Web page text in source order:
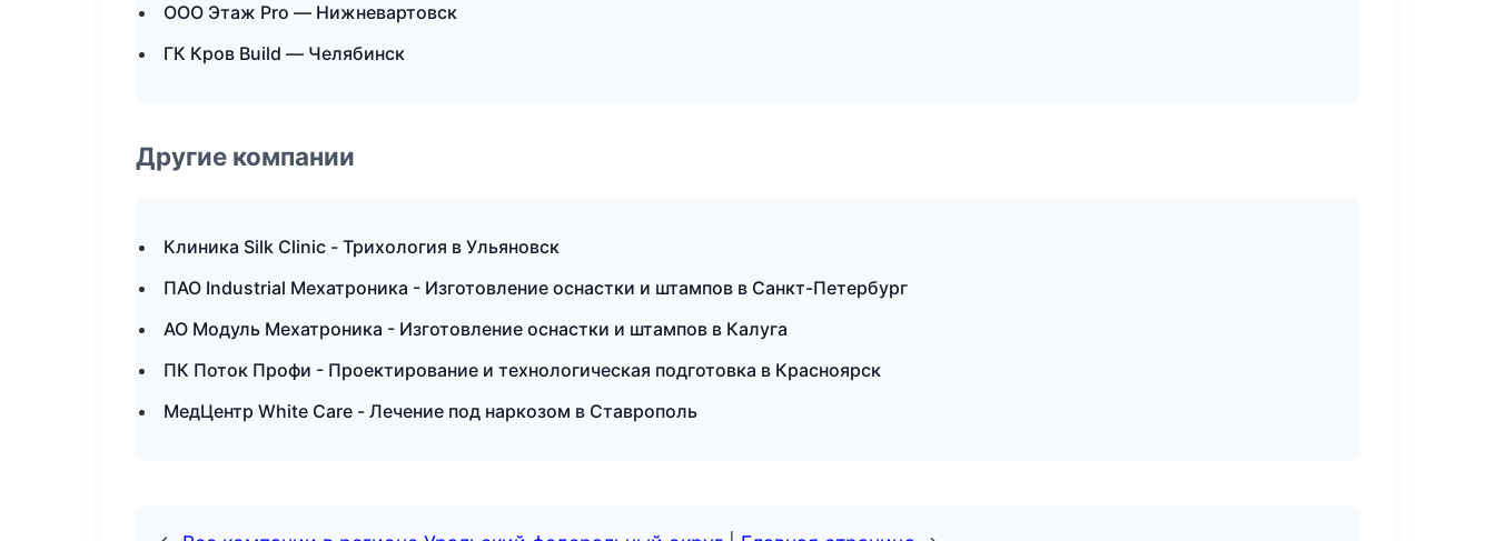
ООО Этаж Pro — Нижневартовск
ГК Кров Build — Челябинск
Другие компании
Клиника Silk Clinic - Трихология в Ульяновск
ПАО Industrial Мехатроника - Изготовление оснастки и штампов в Санкт-Петербург
АО Модуль Мехатроника - Изготовление оснастки и штампов в Калуга
ПК Поток Профи - Проектирование и технологическая подготовка в Красноярск
МедЦентр White Care - Лечение под наркозом в Ставрополь